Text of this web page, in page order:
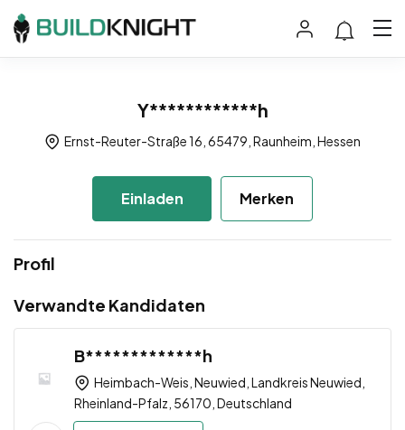
Y************h
Ernst-Reuter-Straße 16, 65479, Raunheim, Hessen
Einladen Merken
Profil
Verwandte Kandidaten
B*************h
Heimbach-Weis, Neuwied, Landkreis Neuwied,
Rheinland-Pfalz, 56170, Deutschland